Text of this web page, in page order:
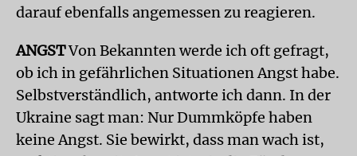
darauf ebenfalls angemessen zu reagieren.
ANGSTVon Bekannten werde ich oft gefragt,
ob ich in gefährlichen Situationen Angst habe.
Selbstverständlich, antworte ich dann. In der
Ukraine sagt man: Nur Dummköpfe haben
keine Angst. Sie bewirkt, dass man wach ist,